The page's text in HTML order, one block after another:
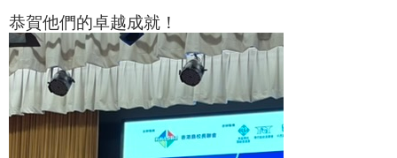
恭賀他們的卓越成就！